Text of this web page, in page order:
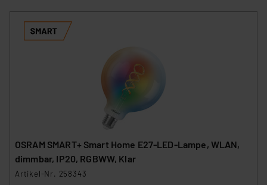
OSRAM SMART+ Smart Home E27-LED-Lampe, WLAN,
dimmbar, IP20, RGBWW, Klar
Artikel-Nr. 258343